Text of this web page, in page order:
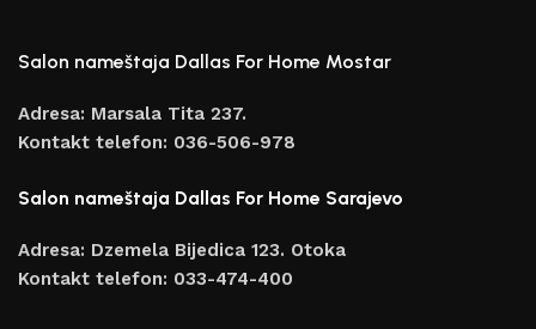
Salon nameštaja Dallas For Home Mostar
Adresa: Marsala Tita 237.
Kontakt telefon: 036-506-978
Salon nameštaja Dallas For Home Sarajevo
Adresa: Dzemela Bijedica 123. Otoka
Kontakt telefon: 033-474-400